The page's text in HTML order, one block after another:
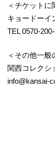
＜チケットに
キョードー
TEL 0570-
＜その他一般
関西コレクシ
info@kansai-